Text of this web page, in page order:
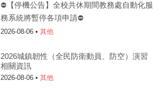
⛔【停機公告】全校共休期間教務處自動化服
務系統將暫停各項申請⛔
2026-08-06 • 其他
2026城鎮韌性（全民防衛動員、防空）演習
相關資訊
2026-08-06 • 其他